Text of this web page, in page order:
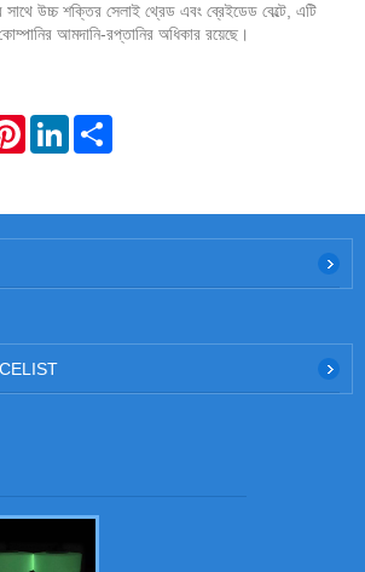
সাথে উচ্চ শক্তির সেলাই থ্রেড এবং ব্রেইডেড বেল্টে, এটি
আমদানি-রপ্তানির অধিকার রয়েছে।
PinterestLinkedIn